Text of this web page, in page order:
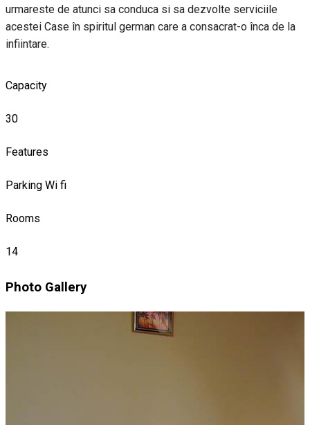
urmareste de atunci sa conduca si sa dezvolte serviciile
acestei Case în spiritul german care a consacrat-o înca de la
infiintare.
Capacity
30
Features
Parking Wi fi
Rooms
14
Photo Gallery